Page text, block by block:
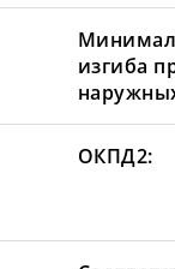
изгиба
ОКПД2: